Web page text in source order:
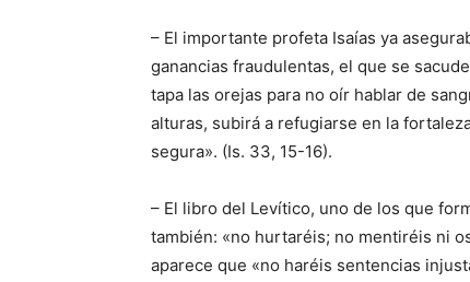
– El importante profeta Isaías ya
ganancias fraudulentas, el que se
tapa las orejas para no oír hablar de
alturas, subirá a refugiarse en la
segura». (Is. 33, 15-16).
– El libro del Levítico, uno de los que
también: «no hurtaréis; no mentiréis ni
aparece que «no haréis sentencias